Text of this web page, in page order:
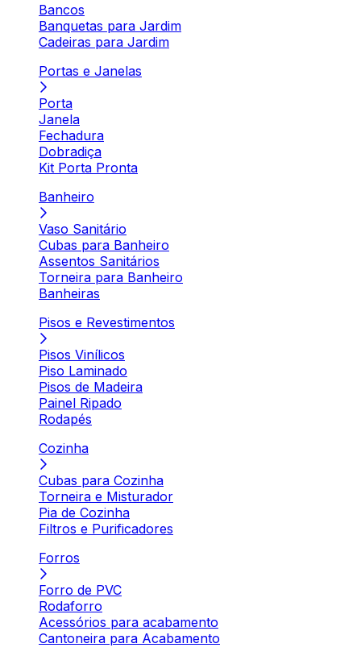
Bancos
Banquetas para Jardim
Cadeiras para Jardim
Portas e Janelas
Porta
Janela
Fechadura
Dobradiça
Kit Porta Pronta
Banheiro
Vaso Sanitário
Cubas para Banheiro
Assentos Sanitários
Torneira para Banheiro
Banheiras
Pisos e Revestimentos
Pisos Vinílicos
Piso Laminado
Pisos de Madeira
Painel Ripado
Rodapés
Cozinha
Cubas para Cozinha
Torneira e Misturador
Pia de Cozinha
Filtros e Purificadores
Forros
Forro de PVC
Rodaforro
Acessórios para acabamento
Cantoneira para Acabamento